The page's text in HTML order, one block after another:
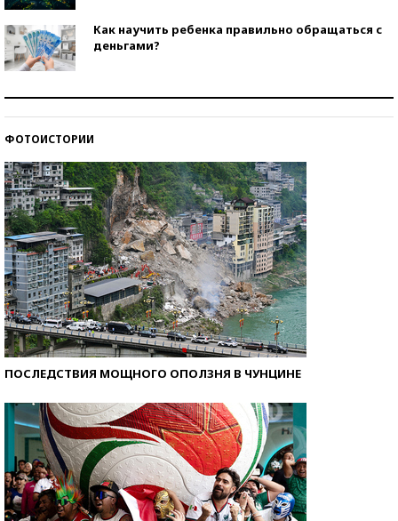
Как научить ребенка правильно обращаться с
деньгами?
ФОТОИСТОРИИ
ПОСЛЕДСТВИЯ МОЩНОГО ОПОЛЗНЯ В ЧУНЦИНЕ